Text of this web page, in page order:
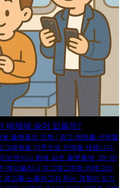
매체에 숨어 있을까?
플랫폼의 진화 | 광고 매체를 선택할
래픽을 기준으로 전략을 세웁니다.
브영이나 화해 같은 플랫폼에, 20~30
에이블리나 지그재그처럼 카테고리
고를 노출하고자 하는 경향이 있기